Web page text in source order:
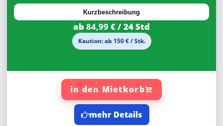
20%
Rabatt Kurzbeschreibung
ab84,99 €/ 24 Std
Kaution: ab 150 € / Stk.
in den Mietkorb
mehr Details